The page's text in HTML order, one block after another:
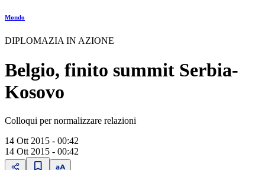
Mondo
DIPLOMAZIA IN AZIONE
Belgio, finito summit Serbia-
Kosovo
Colloqui per normalizzare relazioni
14 Ott 2015 - 00:42
14 Ott 2015 - 00:42